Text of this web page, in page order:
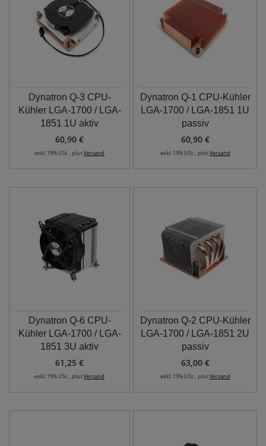
Dynatron Q-3 CPU-
Kühler LGA-1700 / LGA-
1851 1U aktiv
60,90 €
exkl. 19% USt. , plusVersand
Dynatron Q-1 CPU-Kühler
LGA-1700 / LGA-1851 1U
passiv
60,90 €
exkl. 19% USt. , plusVersand
Dynatron Q-6 CPU-
Kühler LGA-1700 / LGA-
1851 3U aktiv
61,25 €
exkl. 19% USt. , plusVersand
Dynatron Q-2 CPU-Kühler
LGA-1700 / LGA-1851 2U
passiv
63,00 €
exkl. 19% USt. , plusVersand